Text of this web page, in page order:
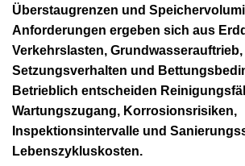
Überstaugrenzen und
Anforderungen ergeben sich aus
Verkehrslasten, Grundwasserauftrieb,
Setzungsverhalten und
Betrieblich entscheiden
Wartungszugang, Korrosionsrisiken,
Inspektionsintervalle und
Lebenszykluskosten.